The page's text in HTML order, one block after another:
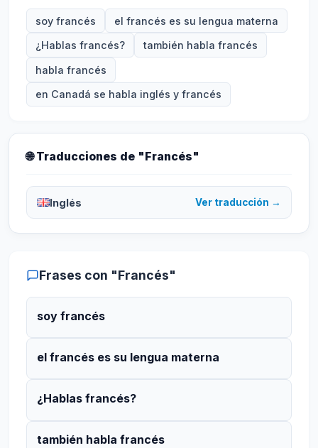
soy francés el francés es su lengua materna
¿Hablas francés? también habla francés
habla francés
en Canadá se habla inglés y francés
🌐 Traducciones de "Francés"
Inglés Ver traducción →
Frases con "Francés"
soy francés
el francés es su lengua materna
¿Hablas francés?
también habla francés